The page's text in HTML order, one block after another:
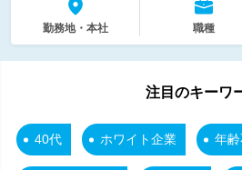
勤務地・本社 職種
注目のキーワ
40代 ホワイト企業 年齢